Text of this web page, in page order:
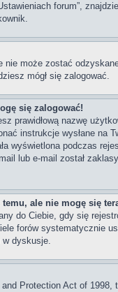
forum”,
nie może zostać
mógł się zalogować.
się zalogować!
prawidłową nazwę
instrukcje wysłane na
wyświetlona podczas
lub e-mail został
ale nie mogę się
do Ciebie, gdy się
forów systematycznie
w dyskusje.
Protection Act of